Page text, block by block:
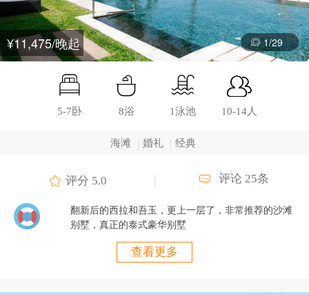
¥11,475/晚起 1/29
5-7卧 8浴 1泳池 10-14人
海滩 婚礼 经典
评分 5.0 评论 25条
翻新后的西拉和吾玉，更上一层了，非常推荐的沙滩
别墅，真正的泰式豪华别墅
查看更多